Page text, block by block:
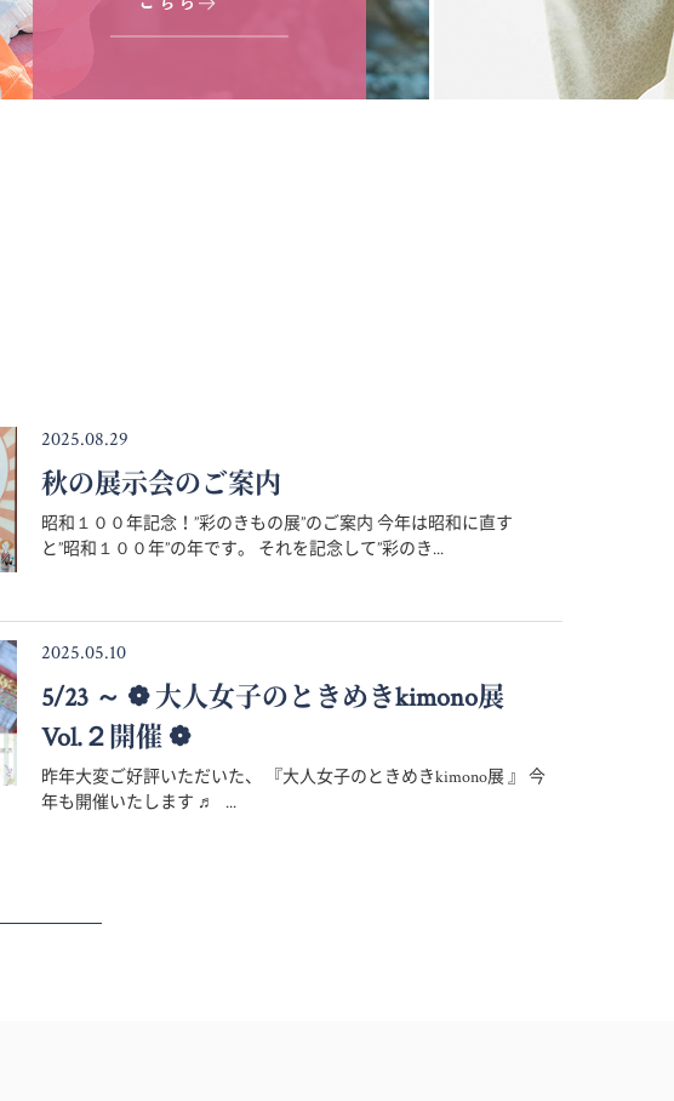
2025.08.29
秋の展示会のご案内
昭和１００年記念！”彩のきもの展”のご案内 今年は昭和に直す
と”昭和１００年”の年です。 それを記念して”彩のき...
2025.05.10
5/23 ～ ❁ 大人女子のときめきkimono展
Vol.２開催 ❁
昨年大変ご好評いただいた、 『大人女子のときめきkimono展 』 今
年も開催いたします ♬ ...